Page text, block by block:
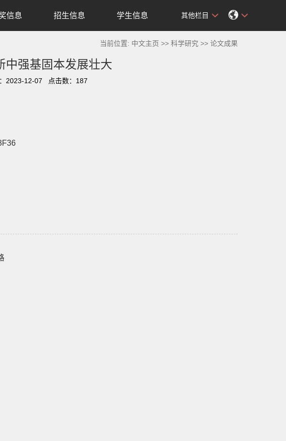
信息 招生信息 学生信息 其他栏目
当前位置: 中文主页 >>科学研究 >>论文成果
中强基固本发展壮大
2023-12-07 点击数： 187